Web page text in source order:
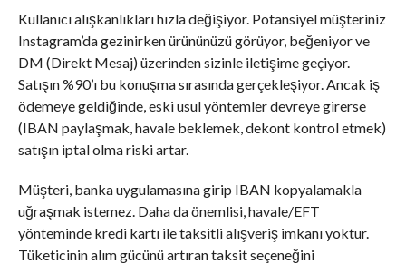
Kullanıcı alışkanlıkları hızla değişiyor. Potansiyel müşteriniz
Instagram’da gezinirken ürününüzü görüyor, beğeniyor ve
DM (Direkt Mesaj) üzerinden sizinle iletişime geçiyor.
Satışın %90’ı bu konuşma sırasında gerçekleşiyor. Ancak iş
ödemeye geldiğinde, eski usul yöntemler devreye girerse
(IBAN paylaşmak, havale beklemek, dekont kontrol etmek)
satışın iptal olma riski artar.
Müşteri, banka uygulamasına girip IBAN kopyalamakla
uğraşmak istemez. Daha da önemlisi, havale/EFT
yönteminde kredi kartı ile taksitli alışveriş imkanı yoktur.
Tüketicinin alım gücünü artıran taksit seçeneğini